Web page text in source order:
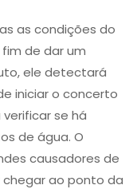
as condições do
de dar um
ele detectará
iniciar o concerto
se há
de água. O
causadores de
ao ponto da